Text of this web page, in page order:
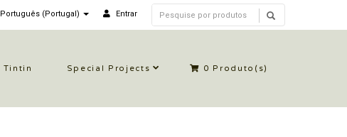
Português (Portugal) Entrar
Tintin Special Projects 0 Produto(s)